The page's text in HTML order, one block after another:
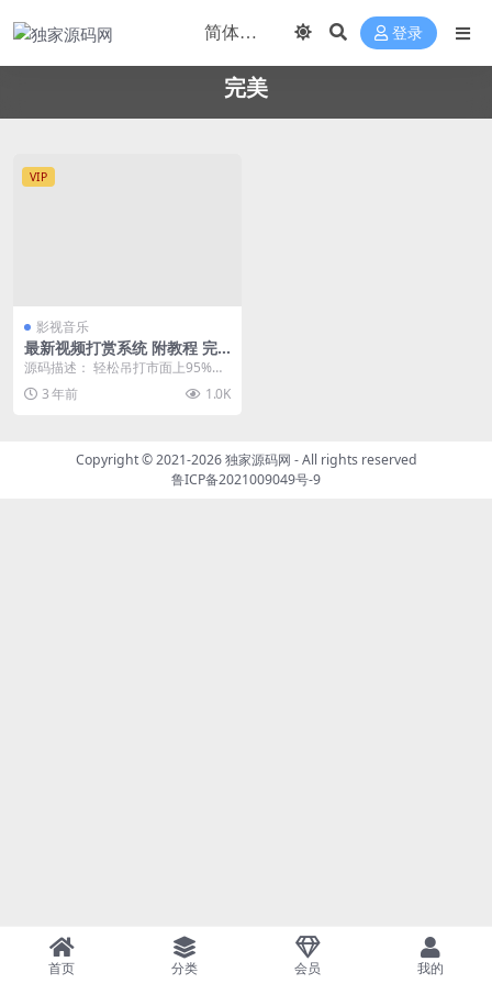
登录
完美
VIP
影视音乐
最新视频打赏系统 附教程 完
美运营
源码描述： 轻松吊打市面上95%的
打赏系统 和其他打赏系统比起来强
了不是一点半点...
3 年前 1.0K
Copyright © 2021-2026独家源码网 - All rights reserved
鲁ICP备2021009049号-9
首页 分类 会员 我的